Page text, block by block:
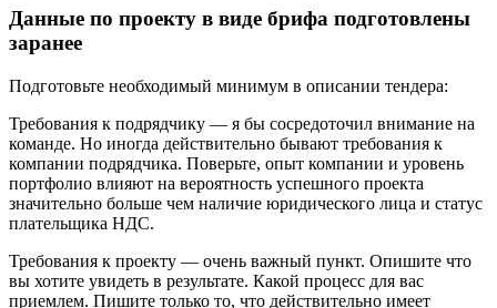
Данные по проекту в виде брифа подготовлены
заранее
Подготовьте необходимый минимум в описании тендера:
Требования к подрядчику — я бы сосредоточил внимание на
команде. Но иногда действительно бывают требования к
компании подрядчика. Поверьте, опыт компании и уровень
портфолио влияют на вероятность успешного проекта
значительно больше чем наличие юридического лица и статус
плательщика НДС.
Требования к проекту — очень важный пункт. Опишите что
вы хотите увидеть в результате. Какой процесс для вас
приемлем. Пишите только то, что действительно имеет